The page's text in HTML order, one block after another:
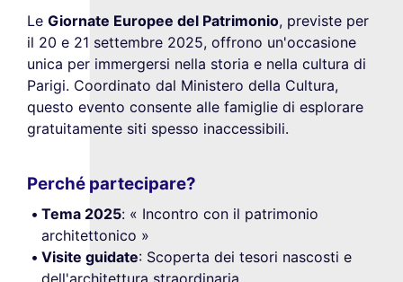
Le Giornate Europee del Patrimonio, previste per
il 20 e 21 settembre 2025, offrono un'occasione
unica per immergersi nella storia e nella cultura di
Parigi. Coordinato dal Ministero della Cultura,
questo evento consente alle famiglie di esplorare
gratuitamente siti spesso inaccessibili.
Perché partecipare?
Tema 2025: « Incontro con il patrimonio
architettonico »
Visite guidate: Scoperta dei tesori nascosti e